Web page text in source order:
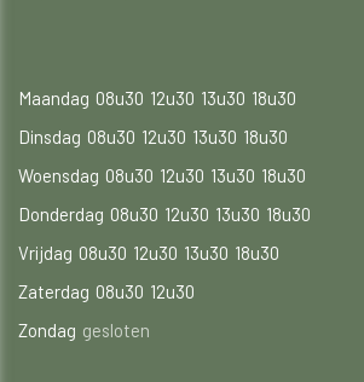
Maandag 08u30 12u30 13u30 18u30
Dinsdag 08u30 12u30 13u30 18u30
Woensdag 08u30 12u30 13u30 18u30
Donderdag 08u30 12u30 13u30 18u30
Vrijdag 08u30 12u30 13u30 18u30
Zaterdag 08u30 12u30
Zondag gesloten